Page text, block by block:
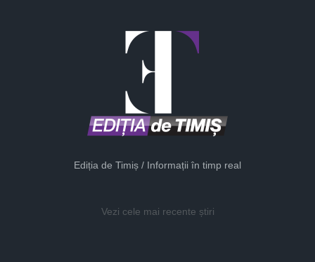
Ediția de Timiș / Informații în timp real
Vezi cele mai recente știri